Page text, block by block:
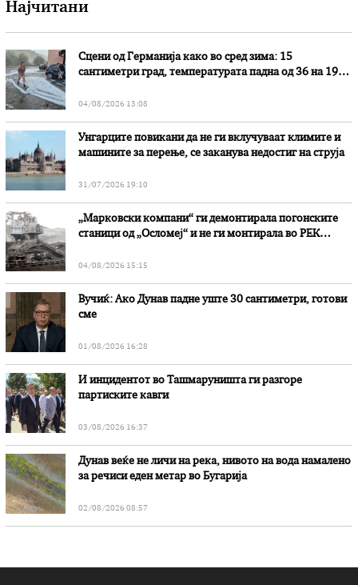
Најчитани
Сцени од Германија како во сред зима: 15
сантиметри град, температурата падна од 36 на 19
04/08/2026 13:08
Унгарците повикани да не ги вклучуваат климите и
машините за перење, се заканува недостиг на струја
31/07/2026 19:10
„Марковски компани“ ги демонтирала погонските
станици од „Осломеј“ и не ги монтирала во РЕК
04/08/2026 15:15
Вучиќ: Ако Дунав падне уште 30 сантиметри, готови
сме
01/08/2026 16:28
И инцидентот во Ташмаруништa ги разгоре
партиските кавги
03/08/2026 16:37
Дунав веќе не личи на река, нивото на вода намалено
за речиси еден метар во Бугарија
02/08/2026 08:57